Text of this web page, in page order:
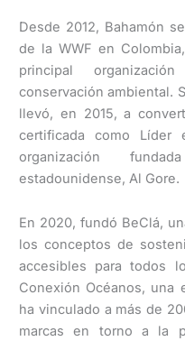
Desde 2012, Bahamón
de la WWF en
principal
conservación ambiental.
llevó, en 2015, a
certificada como Líder
organización
estadounidense, Al Gore.
En 2020, fundó BeClá,
los conceptos de
accesibles para todos
Conexión Océanos, una
ha vinculado a más de
marcas en torno a la